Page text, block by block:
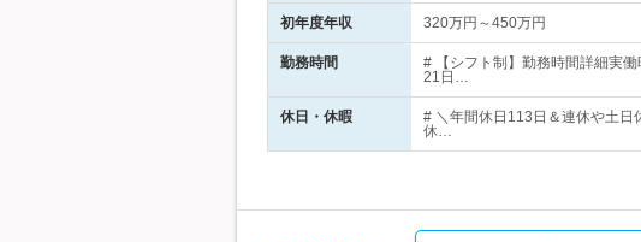
初年度年収 320万円～450万円
勤務時間
# 【シフト制】勤務時間詳細実
21日…
休日・休暇
# ＼年間休日113日＆連休や土
休…